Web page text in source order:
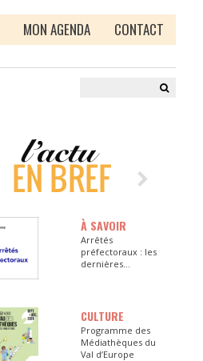
MON AGENDA CONTACT
À SAVOIR
Arrêtés
préfectoraux : les
dernières
CULTURE
Programme des
Médiathèques du
Val d’Europe